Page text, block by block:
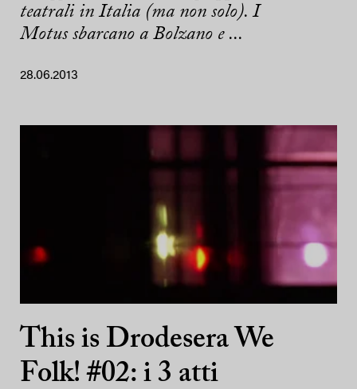
teatrali in Italia (ma non solo). I
Motus sbarcano a Bolzano e ...
28.06.2013
This is Drodesera We
Folk! #02: i 3 atti